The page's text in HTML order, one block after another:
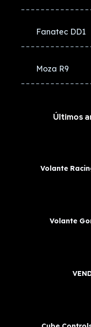
Fanatec DD1
Moza R9
Últimos
Volante
Volante